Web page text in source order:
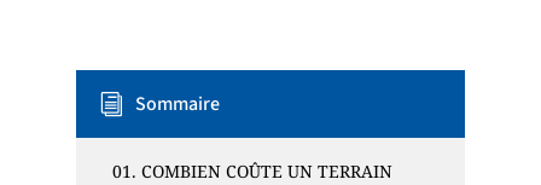
i Sommaire
01. COMBIEN COÛTE UN TERRAIN